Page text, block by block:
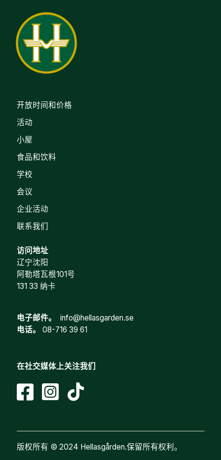
开放时间和价格
活动
小屋
食品和饮料
学校
会议
企业活动
联系我们
访问地址
辽宁沈阳
阿勒塔瓦根101号
131 33 纳卡
电子邮件。
info@hellasgarden.se
电话。
08-716 39 61
在社交媒体上关注我们
版权所有 © 2024 Hellasgården.保留所有权利。